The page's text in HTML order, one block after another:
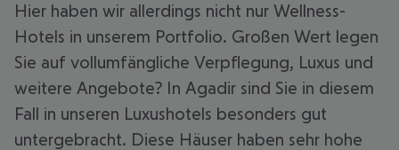
Hier haben wir allerdings nicht nur Wellness-
Hotels in unserem Portfolio. Großen Wert legen
Sie auf vollumfängliche Verpflegung, Luxus und
weitere Angebote? In Agadir sind Sie in diesem
Fall in unseren Luxushotels besonders gut
untergebracht. Diese Häuser haben sehr hohe